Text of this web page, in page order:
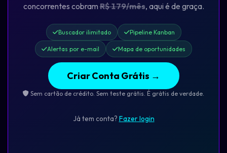
concorrentes cobramR$ 179/mês, aqui é de graça.
Buscador ilimitado Pipeline Kanban
Alertas por e-mail Mapa de oportunidades
Criar Conta Grátis →
Sem cartão de crédito. Sem teste grátis. É grátis de verdade.
Já tem conta? Fazer login